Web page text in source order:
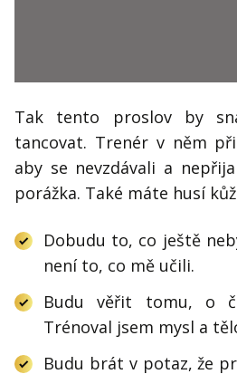
Tak tento proslov by
tancovat. Trenér v něm
aby se nevzdávali a
porážka. Také máte husí
Dobudu to, co ještě
není to, co mě učili.
Budu věřit tomu, o
Trénoval jsem mysl a
Budu brát v potaz, že